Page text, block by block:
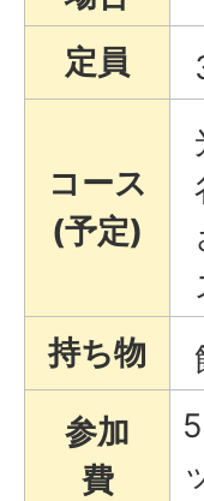
定員
コース
(予定)
持ち物
参加
費